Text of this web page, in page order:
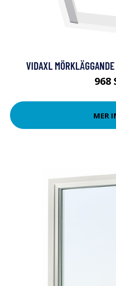
VIDAXL
968
MER